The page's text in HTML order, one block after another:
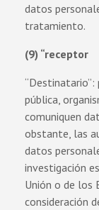
datos
tratamiento.
(9) “receptor
pública,
comuniquen
obstante, las
datos
investigación
Unión o de los
consideración